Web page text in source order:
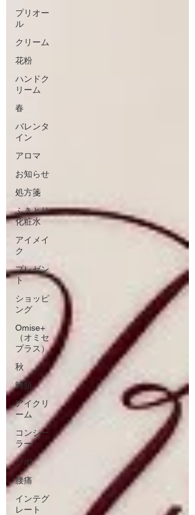
プリオー
ル
クリーム
花粉
ハンドク
リーム
春
バレンタ
イン
アロマ
お知らせ
処方箋
ふきとり
化粧水
アイメイ
ク
プレゼン
ト
ショッピ
ング
Omise+
（オミセ
プラス）
秋
時短
アイクリ
ーム
コンシー
ラー
ツボ
腰痛
インテグ
レート